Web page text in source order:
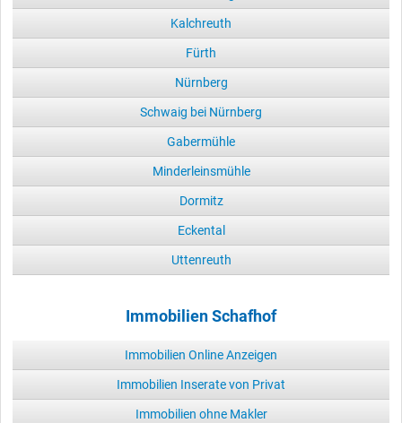
Kalchreuth
Fürth
Nürnberg
Schwaig bei Nürnberg
Gabermühle
Minderleinsmühle
Dormitz
Eckental
Uttenreuth
Immobilien Schafhof
Immobilien Online Anzeigen
Immobilien Inserate von Privat
Immobilien ohne Makler